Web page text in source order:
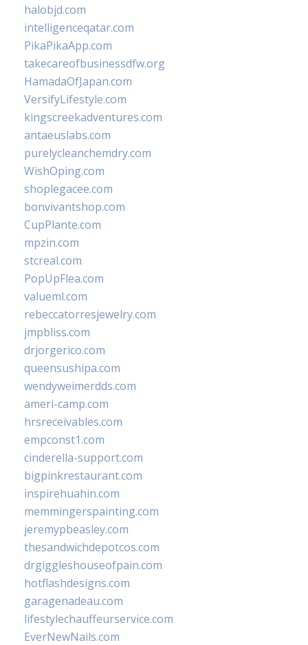
halobjd.com
intelligenceqatar.com
PikaPikaApp.com
takecareofbusinessdfw.org
HamadaOfJapan.com
VersifyLifestyle.com
kingscreekadventures.com
antaeuslabs.com
purelycleanchemdry.com
WishOping.com
shoplegacee.com
bonvivantshop.com
CupPlante.com
mpzin.com
stcreal.com
PopUpFlea.com
valueml.com
rebeccatorresjewelry.com
jmpbliss.com
drjorgerico.com
queensushipa.com
wendyweimerdds.com
ameri-camp.com
hrsreceivables.com
empconst1.com
cinderella-support.com
bigpinkrestaurant.com
inspirehuahin.com
memmingerspainting.com
jeremypbeasley.com
thesandwichdepotcos.com
drgiggleshouseofpain.com
hotflashdesigns.com
garagenadeau.com
lifestylechauffeurservice.com
EverNewNails.com